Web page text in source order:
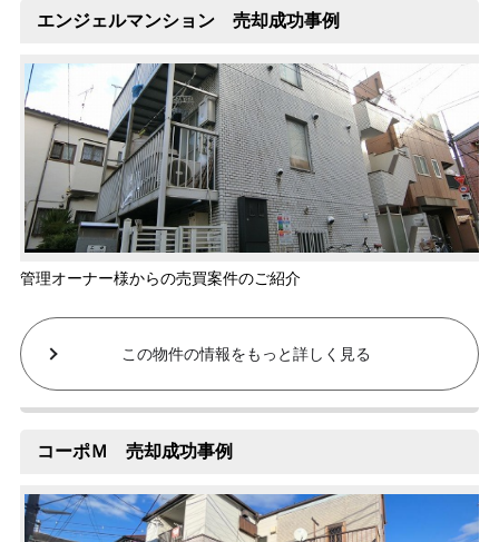
エンジェルマンション 売却成功事例
管理オーナー様からの売買案件のご紹介
この物件の情報をもっと詳しく見る
コーポＭ 売却成功事例